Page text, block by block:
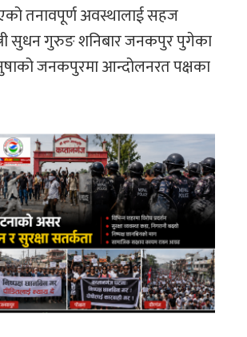
तनावपूर्ण अवस्थालाई सहज
सुधन गुरुङ शनिबार जनकपुर पुगेका
जनकपुरमा आन्दोलनरत पक्षका